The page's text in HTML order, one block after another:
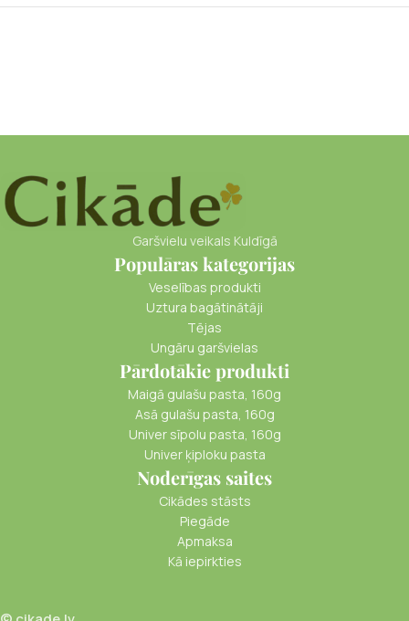
Garšvielu veikals Kuldīgā
Populāras kategorijas
Veselības produkti
Uztura bagātinātāji
Tējas
Ungāru garšvielas
Pārdotākie produkti
Maigā gulašu pasta, 160g
Asā gulašu pasta, 160g
Univer sīpolu pasta, 160g
Univer ķiploku pasta
Noderīgas saites
Cikādes stāsts
Piegāde
Apmaksa
Kā iepirkties